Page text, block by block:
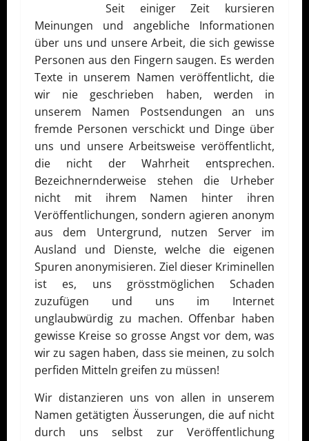
Seit einiger Zeit kursieren
Meinungen und angebliche Informationen
über uns und unsere Arbeit, die sich gewisse
Personen aus den Fingern saugen. Es werden
Texte in unserem Namen veröffentlicht, die
wir nie geschrieben haben, werden in
unserem Namen Postsendungen an uns
fremde Personen verschickt und Dinge über
uns und unsere Arbeitsweise veröffentlicht,
die nicht der Wahrheit entsprechen.
Bezeichnernderweise stehen die Urheber
nicht mit ihrem Namen hinter ihren
Veröffentlichungen, sondern agieren anonym
aus dem Untergrund, nutzen Server im
Ausland und Dienste, welche die eigenen
Spuren anonymisieren. Ziel dieser Kriminellen
ist es, uns grösstmöglichen Schaden
zuzufügen und uns im Internet
unglaubwürdig zu machen. Offenbar haben
gewisse Kreise so grosse Angst vor dem, was
wir zu sagen haben, dass sie meinen, zu solch
perfiden Mitteln greifen zu müssen!
Wir distanzieren uns von allen in unserem
Namen getätigten Äusserungen, die auf nicht
durch uns selbst zur Veröffentlichung